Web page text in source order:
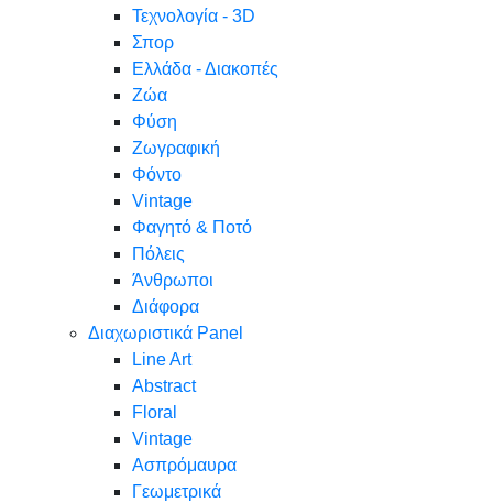
Τεχνολογία - 3D
Σπορ
Ελλάδα - Διακοπές
Ζώα
Φύση
Ζωγραφική
Φόντο
Vintage
Φαγητό & Ποτό
Πόλεις
Άνθρωποι
Διάφορα
Διαχωριστικά Panel
Line Art
Abstract
Floral
Vintage
Ασπρόμαυρα
Γεωμετρικά